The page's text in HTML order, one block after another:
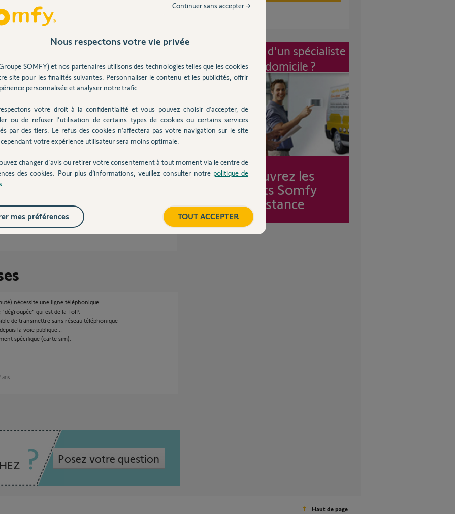
qu'en RTC, le système ne peut être brouillé.
indépendant de toutes forme de liaison internet ou
le système peut être brouillé très simplement avec
sur un célèbre site d'encheres en ligne.
le contre mais franchement le transmetteur GSM
ni ne fait sonner l'alarme en cas de brouillage, je te
+ onduleur.
il y a presque 12 ans
?
nécessite une ligne téléphonique
qui est de la ToIP.
de transmettre sans réseau téléphonique
la voie publique...
spécifique (carte sim).
ans
Posez votre question
Intervention d'un spécialiste
à mon domicile ?
Découvrez les
forfaits Somfy
Assistance
Haut de page
Nous respectons votre vie privée
SOMFY) et nos partenaires utilisons des technologies telles que les cookies
site pour les finalités suivantes: Personnaliser le contenu et les publicités, offrir
personnalisée et analyser notre trafic.
votre droit à la confidentialité et vous pouvez choisir d’accepter, de
ou de refuser l'utilisation de certains types de cookies ou certains services
par des tiers. Le refus des cookies n’affectera pas votre navigation sur le site
votre expérience utilisateur sera moins optimale.
changer d'avis ou retirer votre consentement à tout moment via le centre de
des cookies. Pour plus d’informations, veuillez consulter notre politique de
Continuer sans accepter →
TOUT ACCEPTER
mes préférences